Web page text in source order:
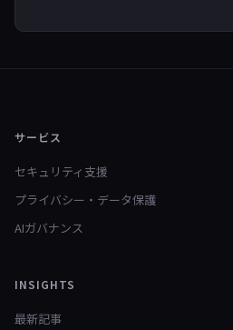
サービス
セキュリティ支援
プライバシー・データ保護
AIガバナンス
INSIGHTS
最新記事